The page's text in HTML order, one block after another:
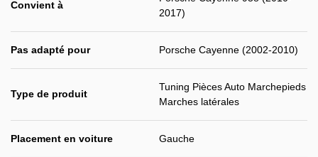
Convient à
2017)
Pas adapté pour Porsche Cayenne (2002-2010)
Type de produit
Tuning Pièces Auto Marchepieds
Marches latérales
Placement en voiture Gauche